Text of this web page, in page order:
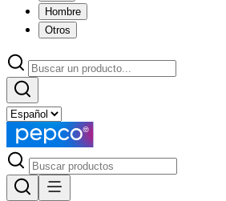
Hombre
Otros